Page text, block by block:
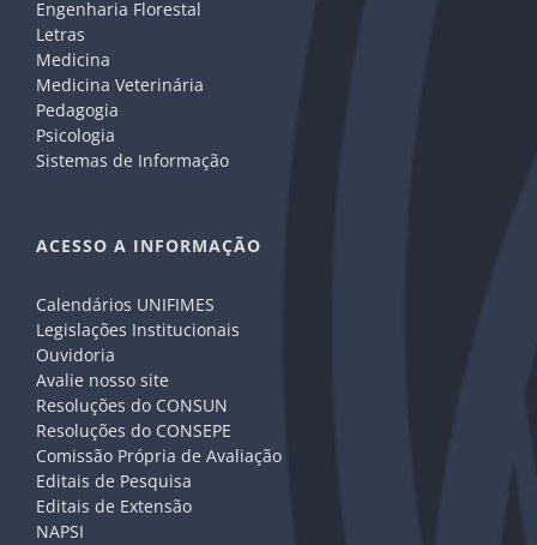
Engenharia Florestal
Letras
Medicina
Medicina Veterinária
Pedagogia
Psicologia
Sistemas de Informação
ACESSO A INFORMAÇÃO
Calendários UNIFIMES
Legislações Institucionais
Ouvidoria
Avalie nosso site
Resoluções do CONSUN
Resoluções do CONSEPE
Comissão Própria de Avaliação
Editais de Pesquisa
Editais de Extensão
NAPSI